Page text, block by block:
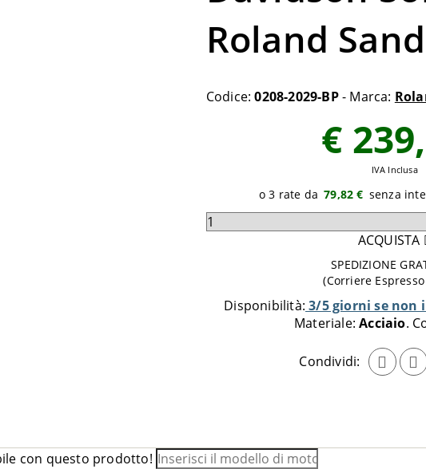
Roland
Codice:0208-2029-BP- Marca:
Disponibilità: 3/5 giorni se non
Materiale:Acciaio
Condividi:
€
IVA Inclusa
79,82 €
Seleziona
carrello
ACQUISTA
SPEDIZIONE
(Corriere
con questo prodotto!